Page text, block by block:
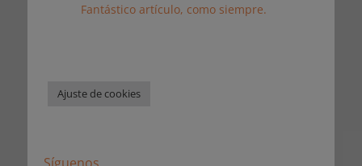
Fantástico artículo, como siempre.
Ajuste de cookies